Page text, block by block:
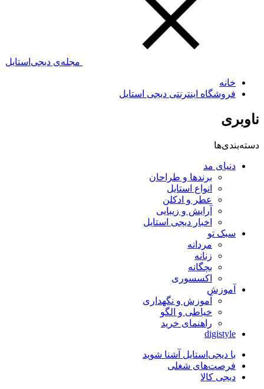
مجله‌ی دیجی‌استایل
خانه
فروشگاه اینترنتی دیجی استایل
ناوبری
دسته‌بندی‌ها
دنیای مد
برندها و طراحان
انواع استایل
عطر و ادکلن
آرایش و زیبایی
اخبار دیجی استایل
سبک تو
مردانه
زنانه
بچگانه
اکسسوری
آموزش
آموزش و نگهداری
خیاطی و الگو
راهنمای خرید
digistyle
با دیجی‌استایل آشنا شوید
فرصت‌های شغلی
دیجی کالا